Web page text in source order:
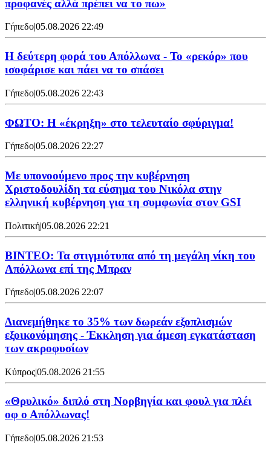
προφανές αλλά πρέπει να το πω»
Γήπεδο05.08.2026 22:49
Η δεύτερη φορά του Απόλλωνα - Το «ρεκόρ» που
ισοφάρισε και πάει να το σπάσει
Γήπεδο|05.08.2026 22:43
ΦΩΤΟ: Η «έκρηξη» στο τελευταίο σφύριγμα!
Γήπεδο|05.08.2026 22:27
Με υπονοούμενο προς την κυβέρνηση
Χριστοδουλίδη τα εύσημα του Νικόλα στην
ελληνική κυβέρνηση για τη συμφωνία στον GSI
Πολιτική|05.08.2026 22:21
ΒΙΝΤΕΟ: Τα στιγμιότυπα από τη μεγάλη νίκη του
Απόλλωνα επί της Μπραν
Γήπεδο|05.08.2026 22:07
Διανεμήθηκε το 35% των δωρεάν εξοπλισμών
εξοικονόμησης - Έκκληση για άμεση εγκατάσταση
των ακροφυσίων
Κύπρος|05.08.2026 21:55
«Θρυλικό» διπλό στη Νορβηγία και φουλ για πλέι
οφ ο Απόλλωνας!
Γήπεδο|05.08.2026 21:53